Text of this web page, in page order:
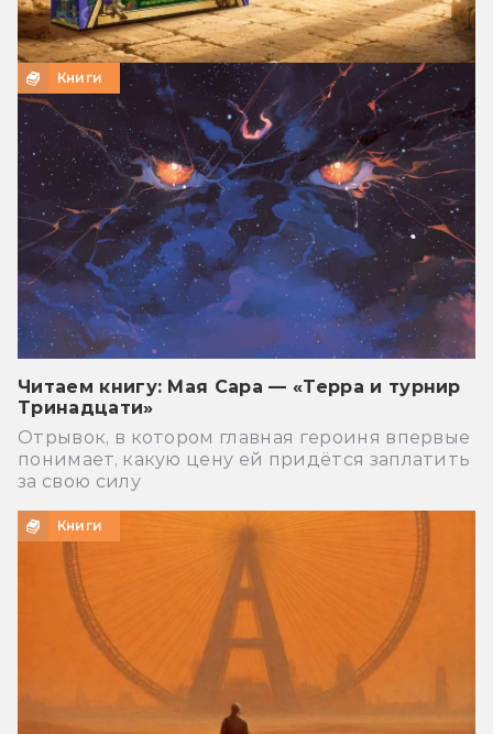
Книги
Читаем книгу: Мая Сара — «Терра и турнир
Тринадцати»
Отрывок, в котором главная героиня впервые
понимает, какую цену ей придётся заплатить
за свою силу
Книги